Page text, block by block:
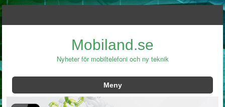
Mobiland.se
Nyheter för mobiltelefoni och ny teknik
Meny
Hoppa till innehåll